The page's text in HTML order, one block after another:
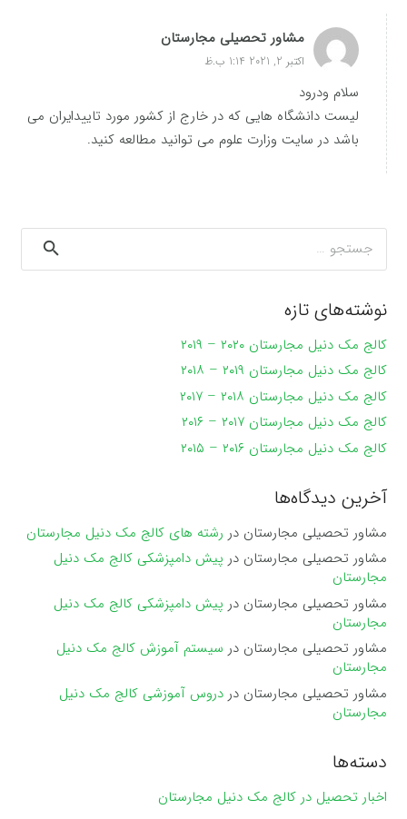
مشاور تحصیلی مجارستان
اکتبر 2, 2021 1:14 ب.ظ
سلام ودرود
لیست دانشگاه هایی که در خارج از کشور مورد تاییدایران می
باشد در سایت وزارت علوم می توانید مطالعه کنید.
برای:
نوشته‌های تازه
کالج مک دنیل مجارستان ۲۰۲۰ – ۲۰۱۹
کالج مک دنیل مجارستان ۲۰۱۹ – ۲۰۱۸
کالج مک دنیل مجارستان ۲۰۱۸ – ۲۰۱۷
کالج مک دنیل مجارستان ۲۰۱۷ – ۲۰۱۶
کالج مک دنیل مجارستان ۲۰۱۶ – ۲۰۱۵
آخرین دیدگاه‌ها
مشاور تحصیلی مجارستان در رشته های کالج مک دنیل مجارستان
مشاور تحصیلی مجارستان در پیش دامپزشکی کالج مک دنیل
مجارستان
مشاور تحصیلی مجارستان در پیش دامپزشکی کالج مک دنیل
مجارستان
مشاور تحصیلی مجارستان در سیستم آموزش کالج مک دنیل
مجارستان
مشاور تحصیلی مجارستان دردروس آموزشی کالج مک دنیل
مجارستان
دسته‌ها
اخبار تحصیل در کالج مک دنیل مجارستان